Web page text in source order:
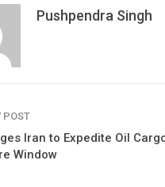
Pushpendra Singh
POST
Iran to Expedite Oil
Window